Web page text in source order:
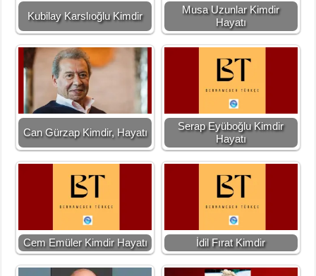
Kubilay Karslıoğlu Kimdir
Musa Uzunlar Kimdir
Hayatı
Can Gürzap Kimdir, Hayatı
Serap Eyüboğlu Kimdir
Hayatı
Cem Emüler Kimdir Hayatı İdil Fırat Kimdir